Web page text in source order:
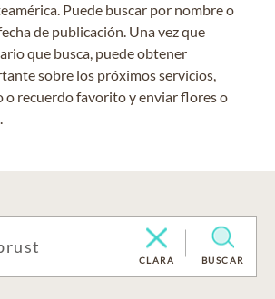
Puede buscar por nombre o
de publicación. Una vez que
que busca, puede obtener
sobre los próximos servicios,
recuerdo favorito y enviar flores o
CLARA BUSCAR